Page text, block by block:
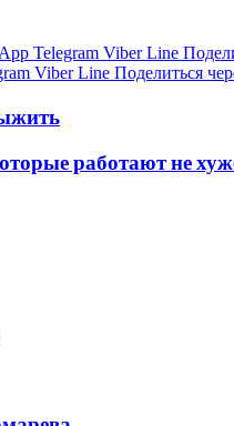
Telegram Viber Line
Viber Line Поделиться
работают не